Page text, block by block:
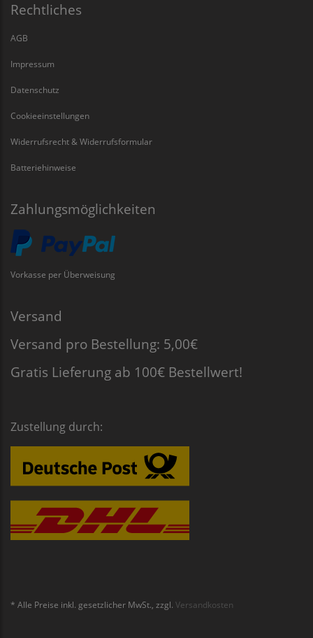
Rechtliches
AGB
Impressum
Datenschutz
Cookieeinstellungen
Widerrufsrecht & Widerrufsformular
Batteriehinweise
Zahlungsmöglichkeiten
Vorkasse per Überweisung
Versand
Versand pro Bestellung: 5,00€
Gratis Lieferung ab 100€ Bestellwert!
Zustellung durch:
* Alle Preise inkl. gesetzlicher MwSt., zzgl. Versandkosten